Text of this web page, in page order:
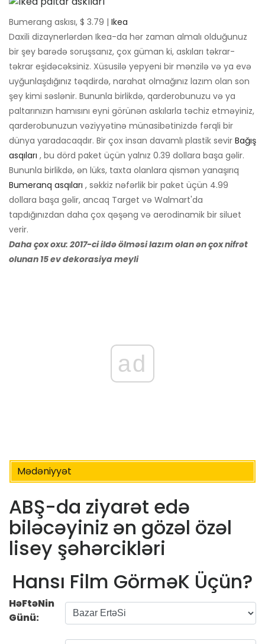
Bumerang askısı, $ 3.79 | Ikea
Daxili dizaynerlərdən Ikea-da hər zaman almalı olduğunuz
bir şey barədə soruşsanız, çox güman ki, askıları təkrar-
təkrar eşidəcəksiniz. Xüsusilə yepyeni bir mənzilə və ya evə
uyğunlaşdığınız təqdirdə, narahat olmağınız lazım olan son
şey kimi səslənir. Bununla birlikdə, qarderobunuzu və ya
paltarınızın hamısını eyni görünən askılarla təchiz etməyiniz,
qarderobunuzun vəziyyətinə münasibətinizdə fərqli bir
dünya yaradacaqdır. Bir çox insan davamlı plastik sevir Bağış
asqıları , bu dörd paket üçün yalnız 0.39 dollara başa gəlir.
Bununla birlikdə, ən lüks, taxta olanlara qismən yanaşırıq
Bumeranq asqıları , səkkiz nəfərlik bir paket üçün 4.99
dollara başa gəlir, ancaq Target və Walmart'da
tapdığınızdan daha çox qəşəng və aerodinamik bir siluet
verir.
Daha çox oxu: 2017-ci ildə ölməsi lazım olan ən çox nifrət
olunan 15 ev dekorasiya meyli
ad
Mədəniyyət
ABŞ-da ziyarət edə
biləcəyiniz ən gözəl özəl
lisey şəhərcikləri
Hansı Film GörməK Üçün?
HəFtəNin
Günü: